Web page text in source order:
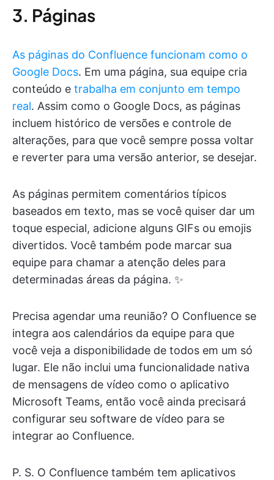
3. Páginas
As páginas do Confluence funcionam como o
Google Docs. Em uma página, sua equipe cria
conteúdo e trabalha em conjunto em tempo
real. Assim como o Google Docs, as páginas
incluem histórico de versões e controle de
alterações, para que você sempre possa voltar
e reverter para uma versão anterior, se desejar.
As páginas permitem comentários típicos
baseados em texto, mas se você quiser dar um
toque especial, adicione alguns GIFs ou emojis
divertidos. Você também pode marcar sua
equipe para chamar a atenção deles para
determinadas áreas da página. ✨
Precisa agendar uma reunião? O Confluence se
integra aos calendários da equipe para que
você veja a disponibilidade de todos em um só
lugar. Ele não inclui uma funcionalidade nativa
de mensagens de vídeo como o aplicativo
Microsoft Teams, então você ainda precisará
configurar seu software de vídeo para se
integrar ao Confluence.
P. S. O Confluence também tem aplicativos